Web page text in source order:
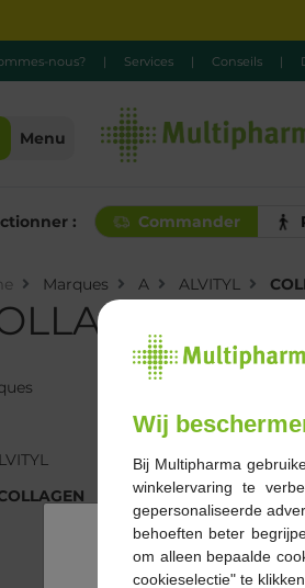
nous? | Services | Conseils |
Menu
: Commander
Marques A ALVITYL
COLLAGEN
Wij
Bij Multipharma
winkelervaring te
gepersonaliseerde
behoeften beter
om alleen bepaalde
cookieselectie" te